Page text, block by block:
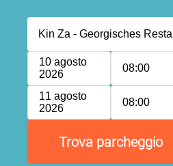
10 agosto
2026
08:00
11 agosto
2026
08:00
Trova parcheggio